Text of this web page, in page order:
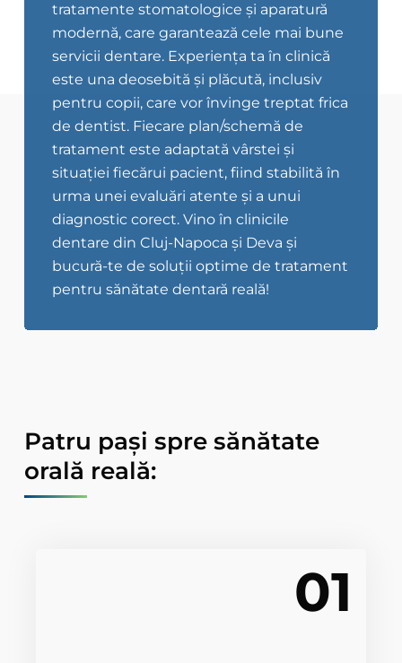
tratamente stomatologice și aparatură
modernă, care garantează cele mai bune
servicii dentare. Experiența ta în clinică
este una deosebită și plăcută, inclusiv
pentru copii, care vor învinge treptat frica
de dentist. Fiecare plan/schemă de
tratament este adaptată vârstei și
situației fiecărui pacient, fiind stabilită în
urma unei evaluări atente și a unui
diagnostic corect. Vino în clinicile
dentare din Cluj-Napoca și Deva și
bucură-te de soluții optime de tratament
pentru sănătate dentară reală!
Patru pași spre sănătate
orală reală:
01